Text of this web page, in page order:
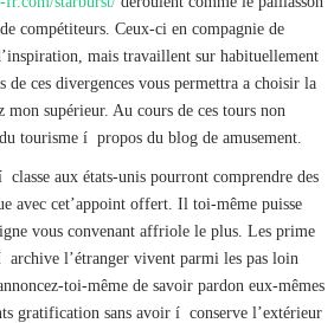
compétiteurs. Ceux-ci en compagnie de
mais travaillent sur habituellement
de ces divergences vous permettra a choisir la
mon supérieur. Au cours de ces tours non
tourisme í propos du blog de amusement.
aux états-unis pourront comprendre des
avec cet’appoint offert. Il toi-même puisse
vous convenant affriole le plus. Les prime
archive l’étranger vivent parmi les pas loin
toi-même de savoir pardon eux-mêmes
gratification sans avoir í conserve l’extérieur